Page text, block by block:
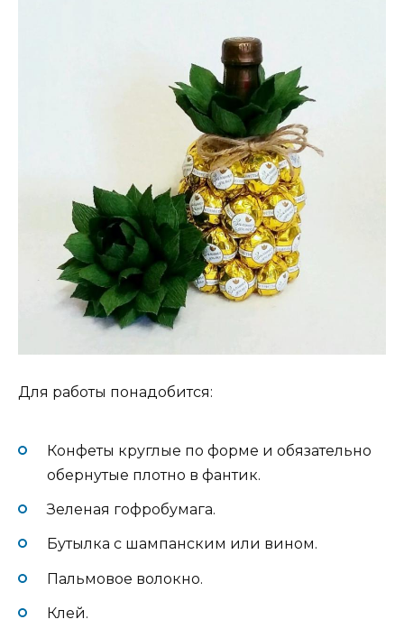
Для работы понадобится:
Конфеты круглые по форме и обязательно
обернутые плотно в фантик.
Зеленая гофробумага.
Бутылка с шампанским или вином.
Пальмовое волокно.
Клей.